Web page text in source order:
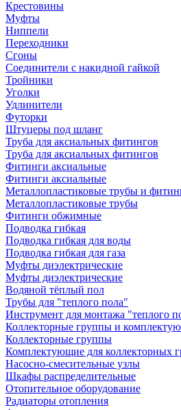
Крестовины
Муфты
Ниппели
Переходники
Сгоны
Соединители с накидной гайкой
Тройники
Уголки
Удлинители
Футорки
Штуцеры под шланг
Труба для аксиальных фитингов
Труба для аксиальных фитингов
Фитинги аксиальные
Фитинги аксиальные
Металлопластиковые трубы и
Металлопластиковые трубы
Фитинги обжимные
Подводка гибкая
Подводка гибкая для воды
Подводка гибкая для газа
Муфты диэлектрические
Муфты диэлектрические
Водяной тёплый пол
Трубы для "теплого пола"
Инструмент для монтажа "теплого
Коллекторные группы и
Коллекторные группы
Комплектующие для коллекторных
Насосно-смесительные узлы
Шкафы распределительные
Отопительное оборудование
Радиаторы отопления